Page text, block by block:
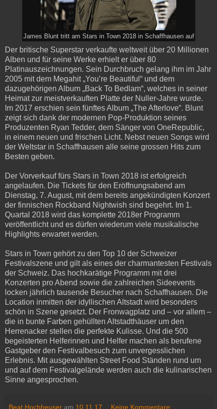
James Blunt tritt am Stars in Town 2018 in Schaffhausen auf
Der britische Superstar verkaufte weltweit über 20 Millionen
Alben und für seine Werke erhielt er über 80
Platinauszeichnungen. Sein Durchbruch gelang ihm im Jahr
2005 mit dem Megahit „You’re Beautiful“ und dem
dazugehörigen Album „Back To Bedlam“, welches in seiner
Heimat zur meistverkauften Platte der Nuller-Jahre wurde.
Im 2017 erschien sein fünftes Album „The Afterlove“. Blunt
zeigt sich dank der modernen Pop-Produktion seines
Produzenten Ryan Tedder, dem Sänger von OneRepublic,
in einem neuen und frischen Licht. Nebst neuen Songs wird
der Weltstar in Schaffhausen alle seine grossen Hits zum
Besten geben.
Der Vorverkauf fürs Stars in Town 2018 ist erfolgreich
angelaufen. Die Tickets für den Eröffnungsabend am
Dienstag, 7. August, mit dem bereits angekündigten Konzert
der finnischen Rockband Nightwish sind begehrt. Im 1.
Quartal 2018 wird das komplette 2018er Programm
veröffentlicht und es dürfen wiederum viele musikalische
Highlights erwartet werden.
Stars in Town gehört zu den Top 10 der Schweizer
Festivalszene und gilt als eines der charmantesten Festivals
der Schweiz. Das hochkarätige Programm mit drei
Konzerten pro Abend sowie die zahlreichen Sideevents
locken jährlich tausende Besucher nach Schaffhausen. Die
Location inmitten der idyllischen Altstadt wird besonders
schön in Szene gesetzt. Der Fronwagplatz und – vor allem –
die in bunte Farben gehüllten Altstadthäuser um den
Herrenacker stellen die perfekte Kulisse. Und die 500
begeisterten Helferinnen und Helfer machen als berufene
Gastgeber den Festivalbesuch zum unvergesslichen
Erlebnis. Mit ausgewählten Street Food Ständen rund um
und auf dem Festivalgelände werden auch die kulinarischen
Sinne angesprochen.
Beat Hochheuser am 10.11.17 Keine Kommentare: